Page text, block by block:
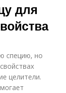
для
специю, но
целители.